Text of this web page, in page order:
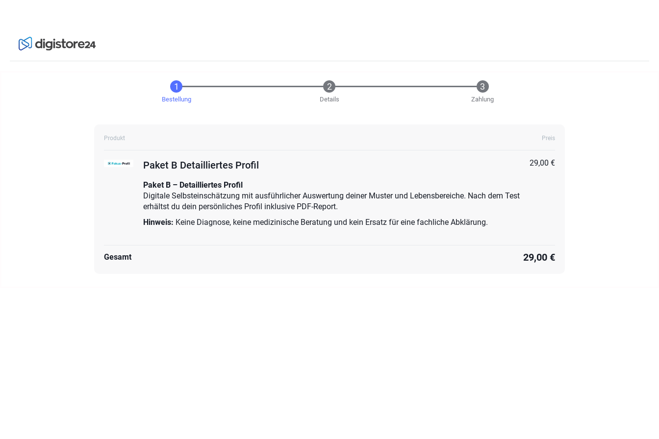
Bestellung Details Zahlung
Produkt Preis
Paket B Detailliertes Profil
Paket B – Detailliertes Profil
Digitale Selbsteinschätzung mit ausführlicher Auswertung deiner Muster und Lebensbereiche. Nach dem Test
erhältst du dein persönliches Profil inklusive PDF-Report.
Hinweis: Keine Diagnose, keine medizinische Beratung und kein Ersatz für eine fachliche Abklärung.
29,00 €
Gesamt 29,00 €